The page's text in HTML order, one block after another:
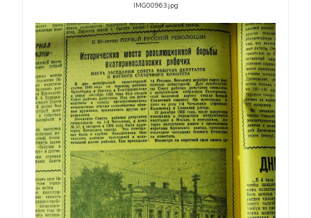
IMG00963.jpg